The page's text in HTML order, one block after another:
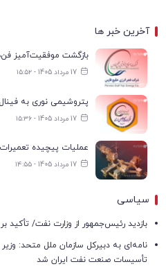
آخرین خبر ها
17 مرداد 1405 - ۱۵:۵۲
17 مرداد 1405 - ۱۵:۳۶
17 مرداد 1405 - ۱۴:۵۵
سیاسی
بازدید رئیس‌جمهور از وزارت نفت/ تأکید
نامه‌ای به دبیرکل سازمان ملل متحد:
تأسیسات صنعت نفت ایران شد